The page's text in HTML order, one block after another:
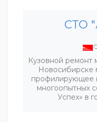
СТО
Кузовной
Новосибирске
профилирующее
многоопытных
Успех» в